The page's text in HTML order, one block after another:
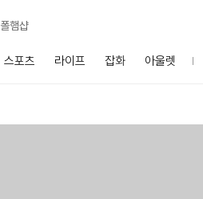
폴햄샵
스포츠 라이프 잡화 아울렛